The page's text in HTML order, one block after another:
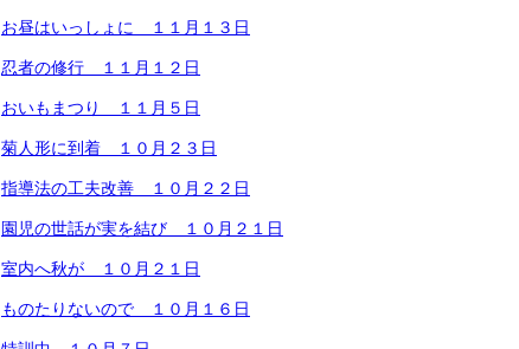
お昼はいっしょに １１月１３日
忍者の修行 １１月１２日
おいもまつり １１月５日
菊人形に到着 １０月２３日
指導法の工夫改善 １０月２２日
園児の世話が実を結び １０月２１日
室内へ秋が １０月２１日
ものたりないので １０月１６日